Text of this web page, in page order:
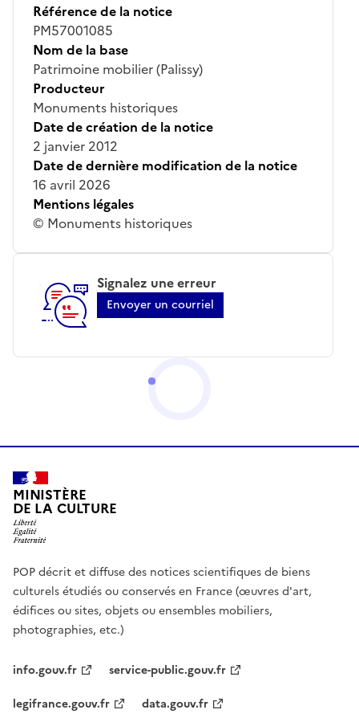
Référence de la notice
PM57001085
Nom de la base
Patrimoine mobilier (Palissy)
Producteur
Monuments historiques
Date de création de la notice
2 janvier 2012
Date de dernière modification de la notice
16 avril 2026
Mentions légales
© Monuments historiques
Signalez une erreur
Envoyer un courriel
MINISTÈRE
DE LA CULTURE
POP décrit et diffuse des notices scientifiques de biens
culturels étudiés ou conservés en France (œuvres d'art,
édifices ou sites, objets ou ensembles mobiliers,
photographies, etc.)
info.gouv.fr
service-public.gouv.fr
legifrance.gouv.fr
data.gouv.fr